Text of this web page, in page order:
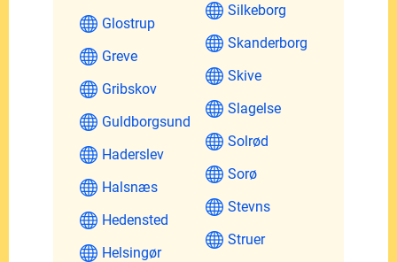
Glostrup
Greve
Gribskov
Guldborgsund
Haderslev
Halsnæs
Hedensted
Helsingør
Silkeborg
Skanderborg
Skive
Slagelse
Solrød
Sorø
Stevns
Struer